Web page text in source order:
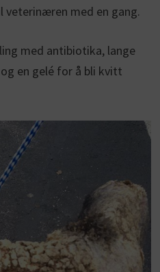
veterinæren med en gang.
med antibiotika, lange
en gelé for å bli kvitt